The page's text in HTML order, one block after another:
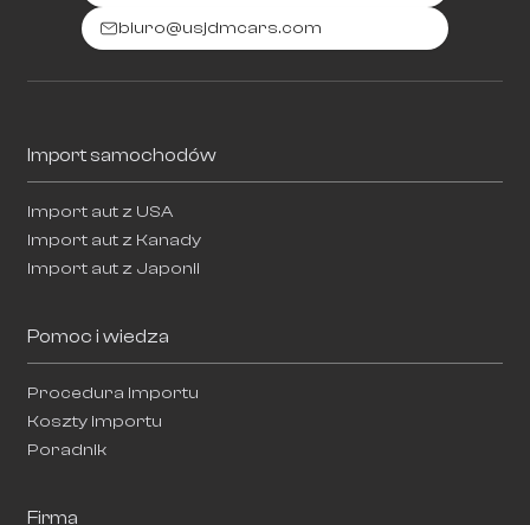
biuro@usjdmcars.com
Import samochodów
Import aut z USA
Import aut z Kanady
Import aut z Japonii
Pomoc i wiedza
Procedura importu
Koszty importu
Poradnik
Firma